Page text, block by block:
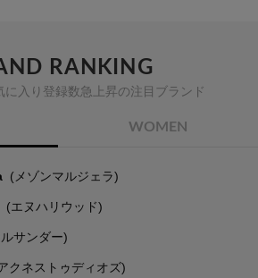
RANKING
に入り登録数急上昇の注目ブランド
WOMEN
(メゾンマルジェラ)
(エヌハリウッド)
サンダー)
クネストゥディオズ)